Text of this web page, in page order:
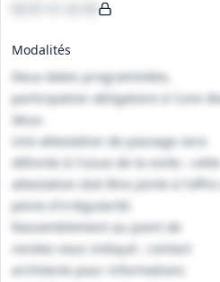
Modalités
Deux dates programmées,
participation obligatoire à l'une
deux.
Une attestation de passage sera
délivrée à l'issue de la visite ; cette
attestation doit être jointe à l'offre
peine d'irrégularité.
Rassemblement au point de
rendez‑vous indiqué ; contact
architecte pour informations